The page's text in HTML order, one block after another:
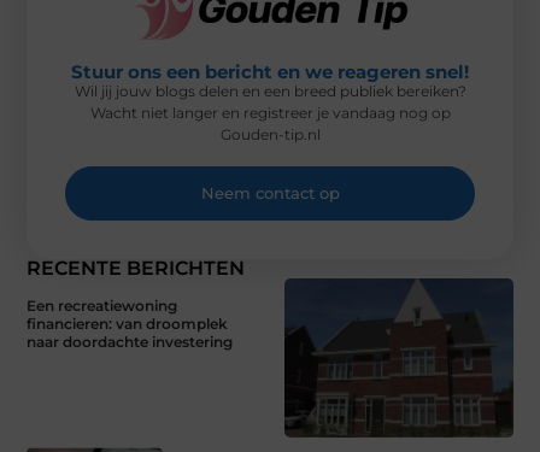
RECENTE BERICHTEN
Een recreatiewoning
financieren: van droomplek
naar doordachte investering
Stuur ons een bericht en we reageren snel!
Wil jij jouw blogs delen en een breed publiek bereiken?
Wacht niet langer en registreer je vandaag nog op
Gouden-tip.nl
Neem contact op